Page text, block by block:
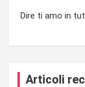
Dire ti amo in
Articoli